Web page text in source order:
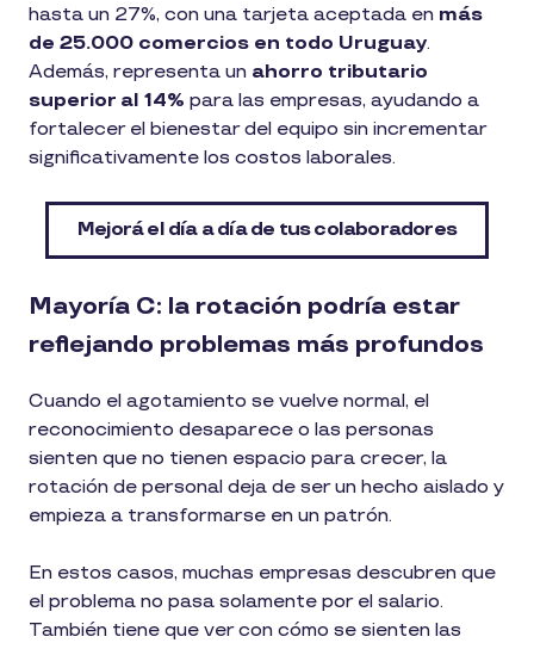
hasta un 27%, con una tarjeta aceptada en más
de 25.000 comercios en todo Uruguay.
Además, representa un ahorro tributario
superior al 14% para las empresas, ayudando a
fortalecer el bienestar del equipo sin incrementar
significativamente los costos laborales.
Mejorá el día a día de tus colaboradores
Mayoría C: la rotación podría estar
reflejando problemas más profundos
Cuando el agotamiento se vuelve normal, el
reconocimiento desaparece o las personas
sienten que no tienen espacio para crecer, la
rotación de personal deja de ser un hecho aislado y
empieza a transformarse en un patrón.
En estos casos, muchas empresas descubren que
el problema no pasa solamente por el salario.
También tiene que ver con cómo se sienten las